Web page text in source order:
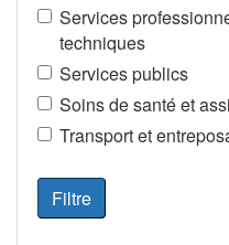
Services
techniques
Services publics
Soins de santé et
Transport et